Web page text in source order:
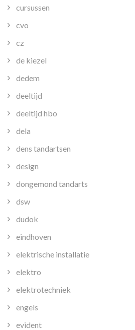
cursussen
cvo
cz
de kiezel
dedem
deeltijd
deeltijd hbo
dela
dens tandartsen
design
dongemond tandarts
dsw
dudok
eindhoven
elektrische installatie
elektro
elektrotechniek
engels
evident